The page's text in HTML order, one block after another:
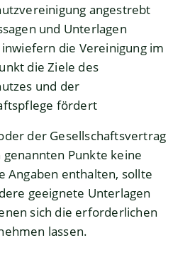
angestrebt
und Unterlagen
die Vereinigung im
die Ziele des
und der
fördert
der Gesellschaftsvertrag
Punkte keine
Angaben enthalten, sollte
geeignete Unterlagen
sich die erforderlichen
lassen.